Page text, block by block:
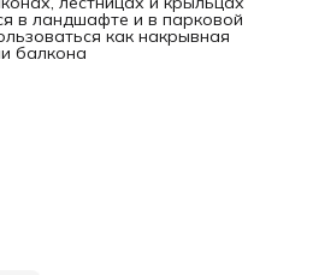
в ландшафте и в парковой
как накрывная
балкона